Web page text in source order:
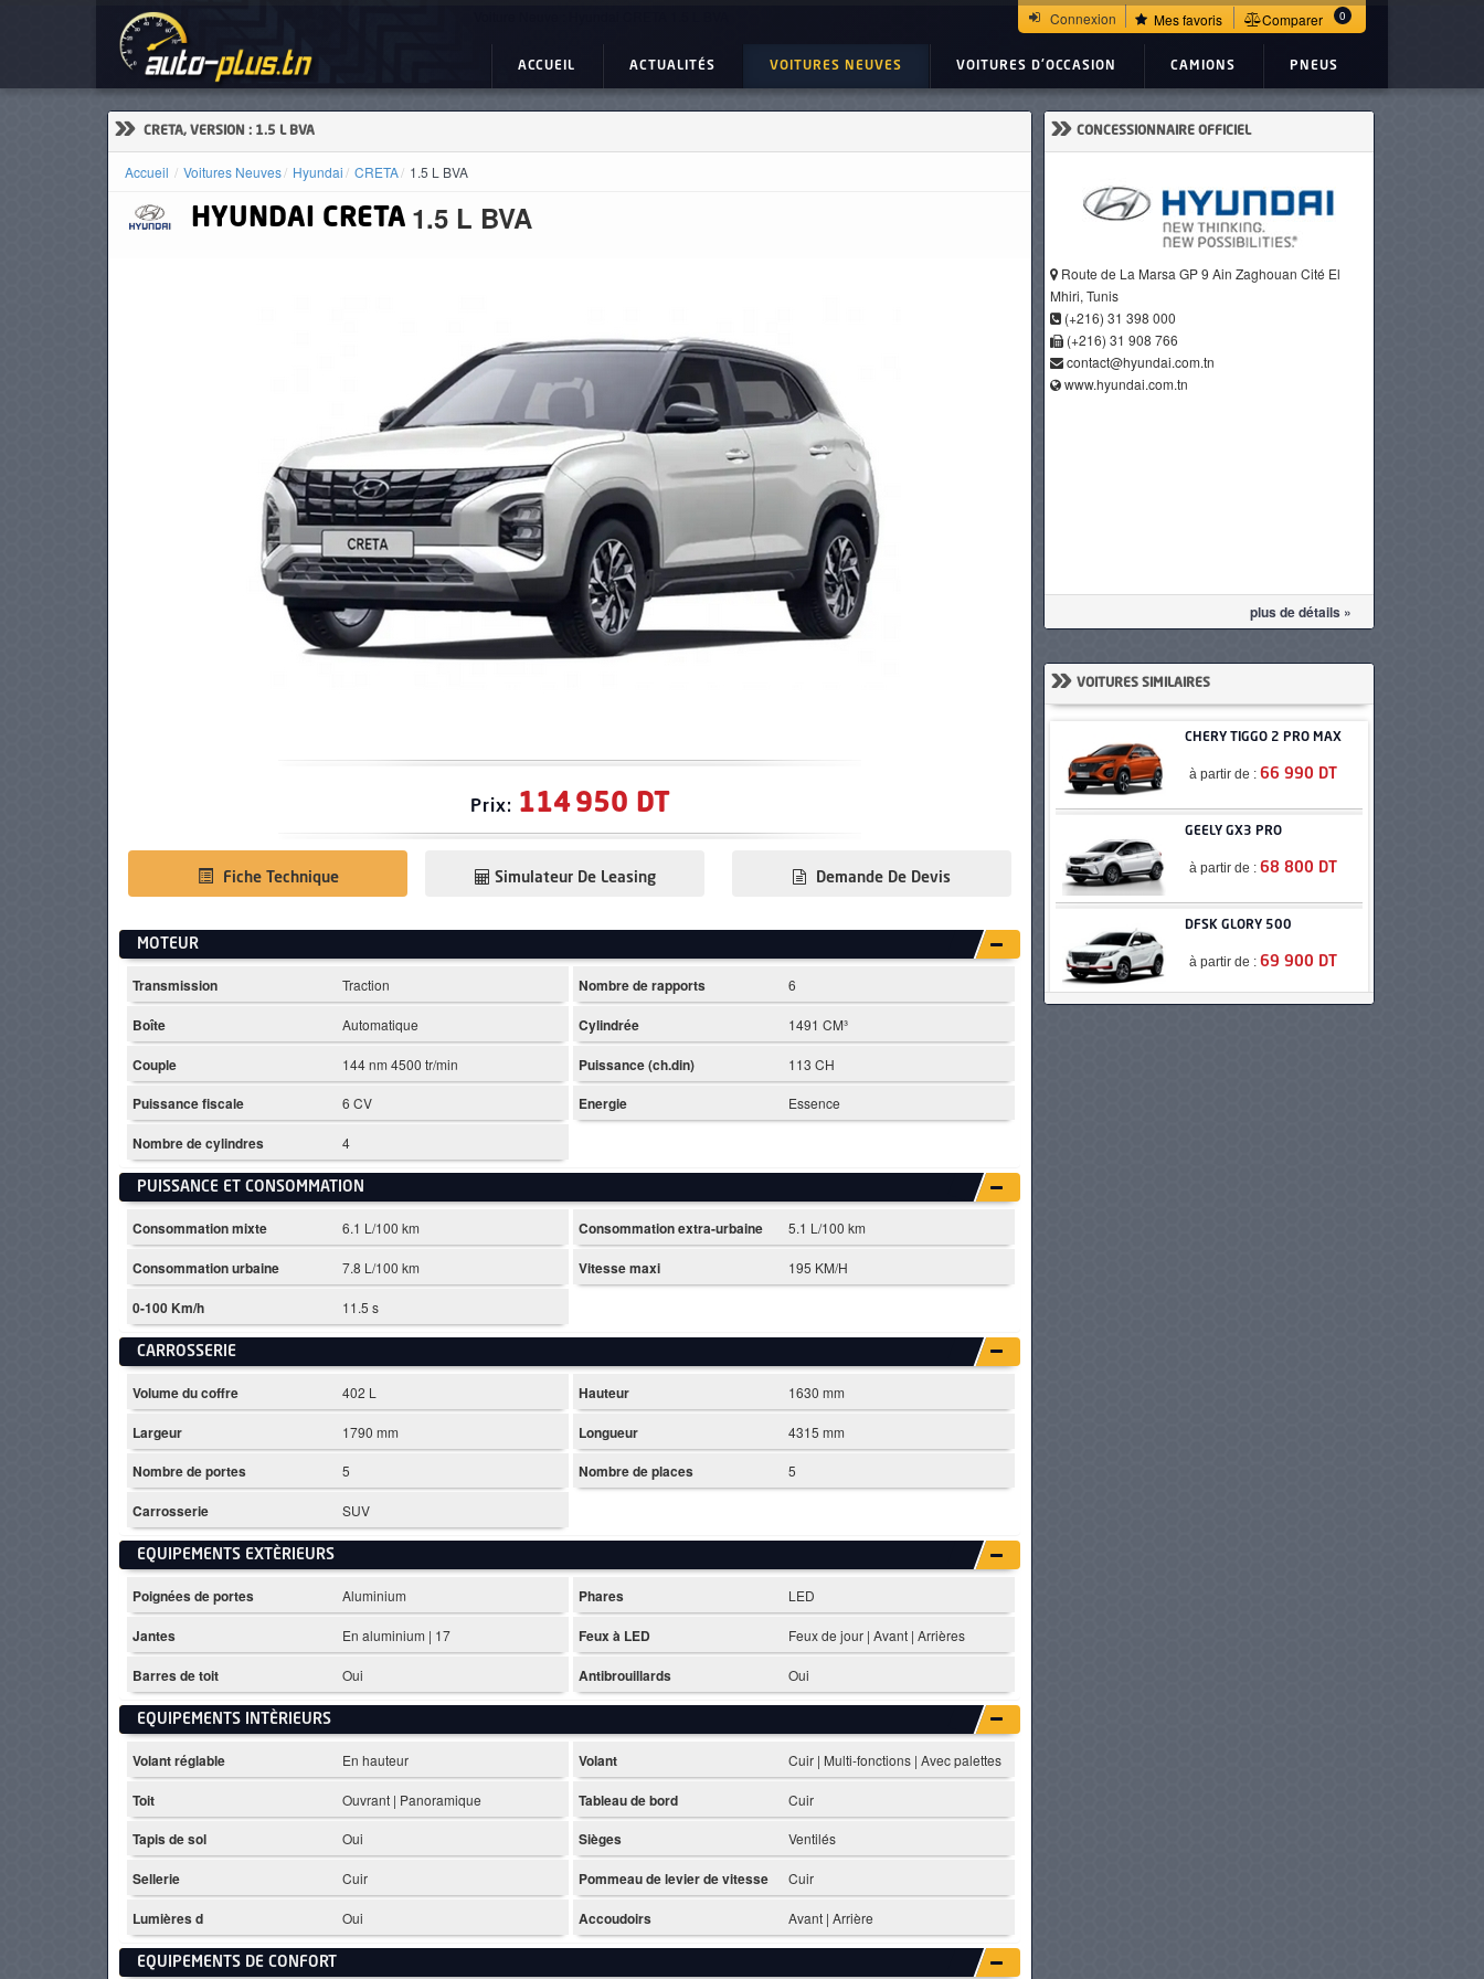
Connexion Mes favoris Comparer 0
ACCUEIL ACTUALITÉS VOITURES NEUVES VOITURES D'OCCASION CAMIONS PNEUS
» CRETA, VERSION : 1.5 L BVA
Accueil Voitures Neuves Hyundai CRETA 1.5 L BVA
HYUNDAI CRETA 1.5 L BVA
Prix: 114 950 DT
Fiche Technique Demande De Devis
Simulateur De Leasing
MOTEUR
Transmission Traction Nombre de rapports 6
Boîte Automatique Cylindrée 1491 CM³
Couple 144 nm 4500 tr/min Puissance (ch.din) 113 CH
Puissance fiscale 6 CV Energie Essence
Nombre de cylindres 4
PUISSANCE ET CONSOMMATION
Consommation mixte 6.1 L/100 km Consommation extra-urbaine 5.1 L/100 km
Consommation urbaine 7.8 L/100 km Vitesse maxi 195 KM/H
0-100 Km/h 11.5 s
CARROSSERIE
Volume du coffre 402 L Hauteur 1630 mm
Largeur 1790 mm Longueur 4315 mm
Nombre de portes 5 Nombre de places 5
Carrosserie SUV
EQUIPEMENTS EXTÈRIEURS
Poignées de portes Aluminium Phares LED
Jantes En aluminium | 17 Feux à LED Feux de jour | Avant | Arrières
Barres de toit Oui Antibrouillards Oui
EQUIPEMENTS INTÈRIEURS
Volant réglable En hauteur Volant Cuir | Multi-fonctions | Avec palettes
Toit Ouvrant | Panoramique Tableau de bord Cuir
Tapis de sol Oui Sièges Ventilés
Sellerie Cuir Pommeau de levier de vitesse Cuir
Lumières d Oui Accoudoirs Avant | Arrière
EQUIPEMENTS DE CONFORT
» CONCESSIONNAIRE OFFICIEL
Route de La Marsa GP 9 Ain Zaghouan Cité El
Mhiri, Tunis
(+216) 31 398 000
(+216) 31 908 766
contact@hyundai.com.tn
www.hyundai.com.tn
plus de détails »
» VOITURES SIMILAIRES
CHERY TIGGO 2 PRO MAX
à partir de :66 990 DT
GEELY GX3 PRO
à partir de :68 800 DT
DFSK GLORY 500
à partir de :69 900 DT
ACTUALITÉS
VOITURES